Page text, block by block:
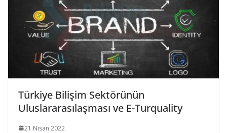
Türkiye Bilişim Sektörünün
Uluslararasılaşması ve E-Turquality
21 Nisan 2022